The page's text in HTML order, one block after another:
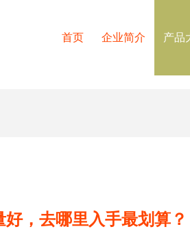
首页 企业简介 产品
，去哪里入手最划算？